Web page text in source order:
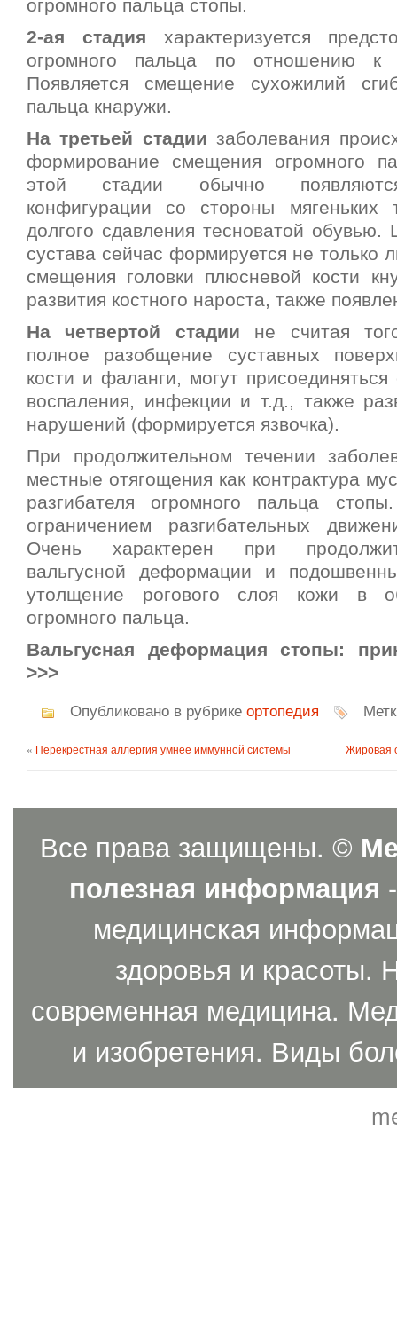
огромного пальца стопы.
2-ая стадия характеризуется
огромного пальца по отношению к
Появляется смещение сухожилий
пальца кнаружи.
На третьей стадии заболевания
формирование смещения огромного
этой стадии обычно
конфигурации со стороны мягеньких
долгого сдавления тесноватой
сустава сейчас формируется не только
смещения головки плюсневой кости
развития костного нароста, также
На четвертой стадии не считая
полное разобщение суставных
кости и фаланги, могут
воспаления, инфекции и т.д., также
нарушений (формируется язвочка).
При продолжительном течении
местные отягощения как контрактура
разгибателя огромного пальца
ограничением разгибательных
Очень характерен при
вальгусной деформации и
утолщение рогового слоя кожи в
огромного пальца.
Вальгусная деформация стопы:
>>>
Опубликовано в рубрике ортопедия
« Перекрестная аллергия умнее иммунной системы Жировая
Все права защищены. ©
полезная информация
медицинская
здоровья и красоты.
современная медицина.
и изобретения. Виды